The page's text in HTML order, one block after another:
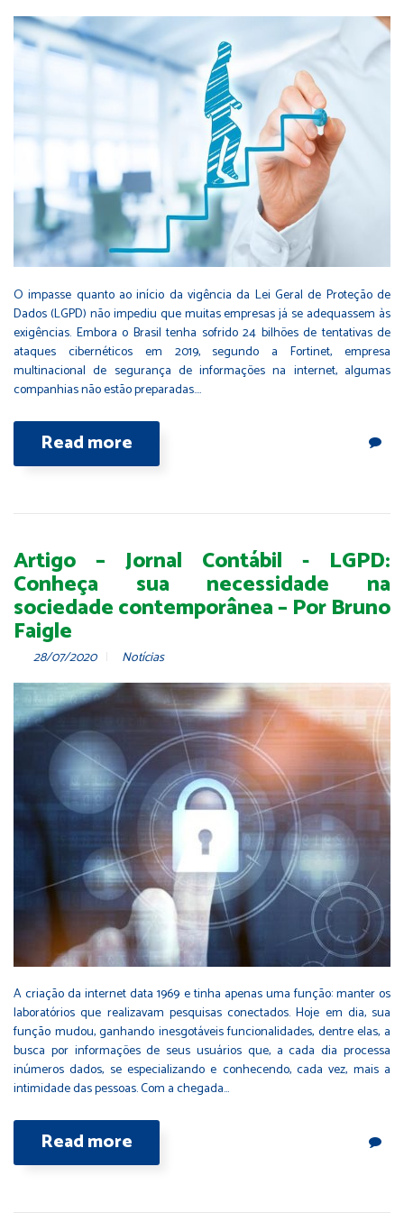
O impasse quanto ao início da vigência da Lei Geral de Proteção de
Dados (LGPD) não impediu que muitas empresas já se adequassem às
exigências. Embora o Brasil tenha sofrido 24 bilhões de tentativas de
ataques cibernéticos em 2019, segundo a Fortinet, empresa
multinacional de segurança de informações na internet, algumas
companhias não estão preparadas.…
Read more
Artigo – Jornal Contábil - LGPD:
Conheça sua necessidade na
sociedade contemporânea – Por Bruno
Faigle
28/07/2020 Notícias
A criação da internet data 1969 e tinha apenas uma função: manter os
laboratórios que realizavam pesquisas conectados. Hoje em dia, sua
função mudou, ganhando inesgotáveis funcionalidades, dentre elas, a
busca por informações de seus usuários que, a cada dia processa
inúmeros dados, se especializando e conhecendo, cada vez, mais a
intimidade das pessoas. Com a chegada…
Read more